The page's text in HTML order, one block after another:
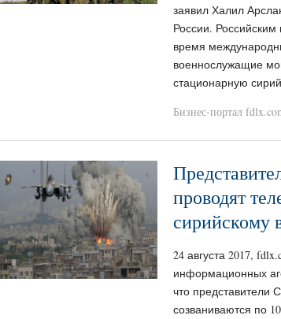
заявил Халил
России.
время
военнослужащие
стационарную
Бизнес-портал
проводят
сирийскому
24 августа 2017,
информационных
что представители
созваниваются по